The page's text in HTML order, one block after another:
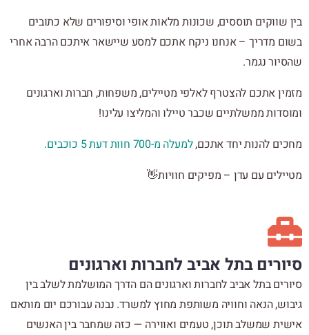
בין שווקים תוססים, שכונות מלאות אופי וסיפורים שלא כתובים
בשום מדריך – אנחנו ניקח אתכם למסע שיישאר איתכם הרבה אחרי
שהסיור נגמר.
מזמין אתכם להצטרף לאלפי מטיילים, משפחות, חברות וארגונים
ומוסדות ממשלתיים שכבר טיילו והמליצו עלינו!
מחכים להנות יחד אתכם,למעלה מ-700 חוות דעת 5 כוכבים.
מטיילים עם עדן – מפיקים חוויות👋
סיורים בתל אביב לחברות וארגונים
סיורים בתל אביב לחברות וארגונים הם הדרך המושלמת לשלב בין
גיבוש, הנאה וחוויה משותפת מחוץ למשרד. נבנה עבורכם יום מותאם
אישית שמשלב תוכן, טעמים ואווירה — כזה שמחבר בין האנשים